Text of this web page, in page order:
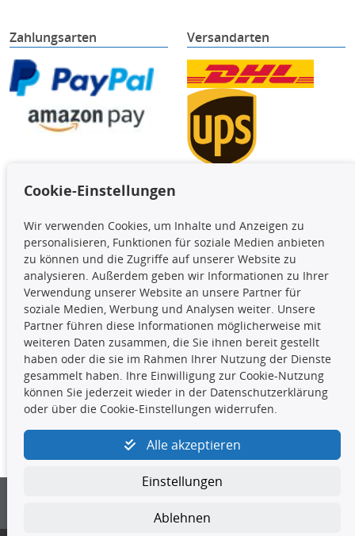
Zahlungsarten Versandarten
Die hier angezeigten Daten,
insbesondere die gesamte Datenbank,
dürfen nicht kopiert werden. Es ist zu
unterlassen, die Daten oder die gesamte Datenbank ohne
vorherige Zustimmung TecDocs zu vervielfältigen, zu
verbreiten und/oder diese Handlungen durch Dritte ausführen
zu lassen. Ein Zuwiderhandeln stellt eine
Urheberrechtsverletzung dar und wird verfolgt.
Kontakt
4yourcar GmbH | Avidesweg 1 | 27386 Hemsbünde |
kundenservice@4yourcar.de
Cookie-Einstellungen
Wir verwenden Cookies, um Inhalte und Anzeigen zu
personalisieren, Funktionen für soziale Medien anbieten
zu können und die Zugriffe auf unserer Website zu
analysieren. Außerdem geben wir Informationen zu Ihrer
Verwendung unserer Website an unsere Partner für
soziale Medien, Werbung und Analysen weiter. Unsere
Partner führen diese Informationen möglicherweise mit
weiteren Daten zusammen, die Sie ihnen bereit gestellt
haben oder die sie im Rahmen Ihrer Nutzung der Dienste
gesammelt haben. Ihre Einwilligung zur Cookie-Nutzung
können Sie jederzeit wieder in der Datenschutzerklärung
oder über die Cookie-Einstellungen widerrufen.
Alle akzeptieren
Einstellungen
Ablehnen